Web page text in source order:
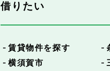
借りたい
賃貸物件を探す
横須賀市